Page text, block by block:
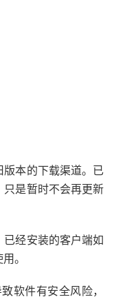
本的下载渠道。已
只是暂时不会再更新
经安装的客户端如
。
软件有安全风险，